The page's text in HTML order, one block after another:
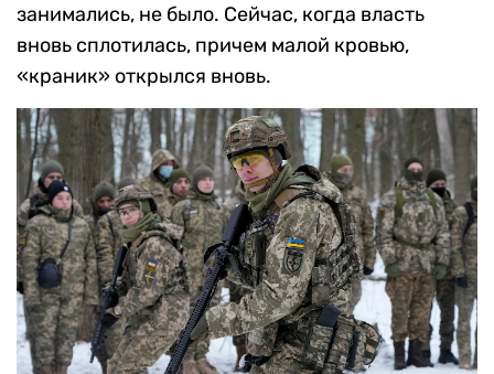
занимались, не было. Сейчас, когда власть
вновь сплотилась, причем малой кровью,
«краник» открылся вновь.